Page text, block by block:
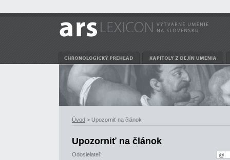
Úvod > Upozorniť na článok
Upozorniť na článok
Odosielateľ: